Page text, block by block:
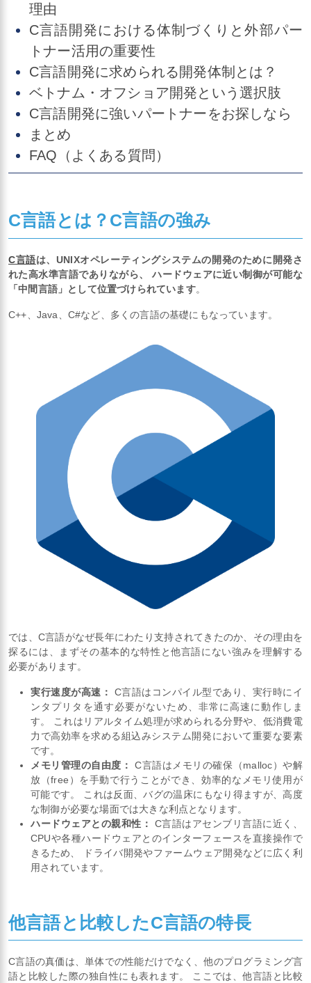
理由
C言語開発における体制づくりと外部パー
トナー活用の重要性
C言語開発に求められる開発体制とは？
ベトナム・オフショア開発という選択肢
C言語開発に強いパートナーをお探しなら
まとめ
FAQ（よくある質問）
C言語とは？C言語の強み
C言語は、UNIXオペレーティングシステムの開発のために開発さ
れた高水準言語でありながら、 ハードウェアに近い制御が可能な
「中間言語」として位置づけられています。
C++、Java、C#など、多くの言語の基礎にもなっています。
では、C言語がなぜ長年にわたり支持されてきたのか、その理由を
探るには、まずその基本的な特性と他言語にない強みを理解する
必要があります。
実行速度が高速：
C言語はコンパイル型であり、実行時にイ
ンタプリタを通す必要がないため、非常に高速に動作しま
す。 これはリアルタイム処理が求められる分野や、低消費電
力で高効率を求める組込みシステム開発において重要な要素
です。
メモリ管理の自由度：
C言語はメモリの確保（malloc）や解
放（free）を手動で行うことができ、効率的なメモリ使用が
可能です。 これは反面、バグの温床にもなり得ますが、高度
な制御が必要な場面では大きな利点となります。
ハードウェアとの親和性：
C言語はアセンブリ言語に近く、
CPUや各種ハードウェアとのインターフェースを直接操作で
きるため、 ドライバ開発やファームウェア開発などに広く利
用されています。
他言語と比較したC言語の特長
C言語の真価は、単体での性能だけでなく、他のプログラミング言
語と比較した際の独自性にも表れます。 ここでは、他言語と比較